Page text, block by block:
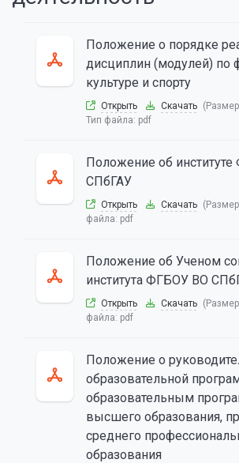
Положение о порядке
дисциплин (модулей) по
культуре и спорту
Открыть Скачать
Тип файла: pdf
Положение об
СПбГАУ
Открыть Скачать
файла: pdf
Положение об Ученом
института ФГБОУ ВО
Открыть Скачать
файла: pdf
Положение о
образовательной
образовательным
высшего образования,
среднего
образования